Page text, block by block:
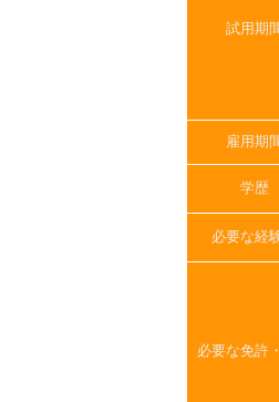
試用期
雇用期
学歴
必要な経
必要な免許